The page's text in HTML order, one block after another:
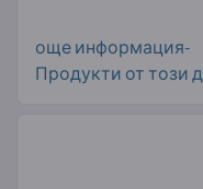
още информация-
Продукти от този